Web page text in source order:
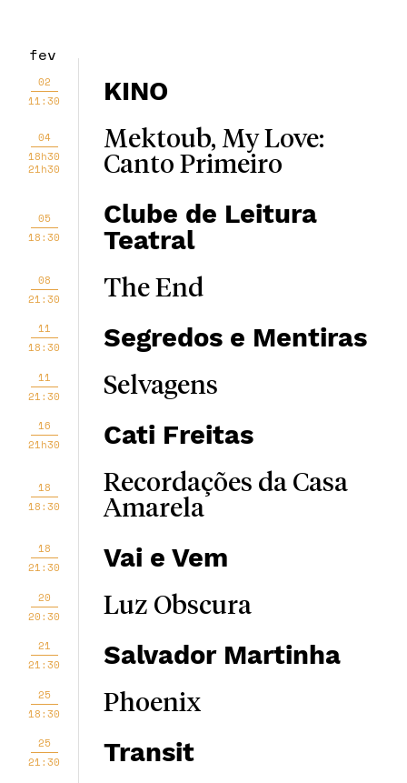
fev
02
11:30
KINO
04
18h30
21h30
Mektoub, My Love:
Canto Primeiro
05
18:30
Clube de Leitura
Teatral
08
21:30
The End
11
18:30
Segredos e Mentiras
11
21:30
Selvagens
16
21h30
Cati Freitas
18
18:30
Recordações da Casa
Amarela
18
21:30
Vai e Vem
20
20:30
Luz Obscura
21
21:30
Salvador Martinha
25
18:30
Phoenix
25
21:30
Transit